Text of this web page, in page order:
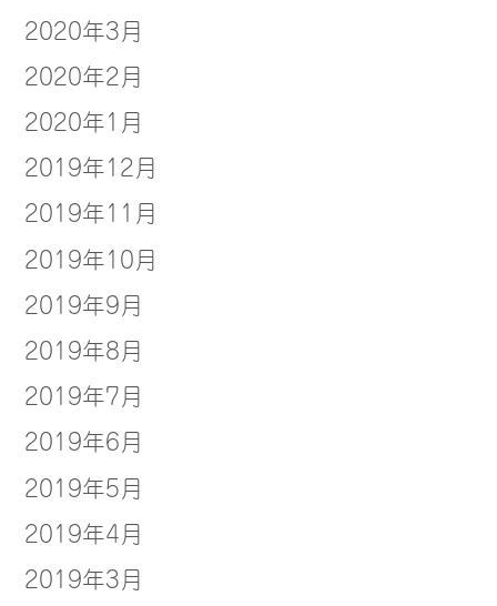
2020年3月
2020年2月
2020年1月
2019年12月
2019年11月
2019年10月
2019年9月
2019年8月
2019年7月
2019年6月
2019年5月
2019年4月
2019年3月